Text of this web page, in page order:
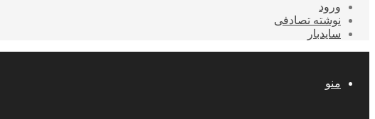
ورود
نوشته تصادفی
سایدبار
منو